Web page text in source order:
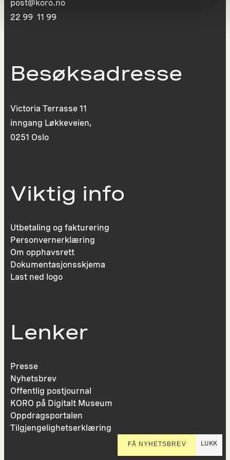
post@koro.no
22 99 11 99
Besøksadresse
Victoria Terrasse 11
inngang Løkkeveien,
0251 Oslo
Viktig info
Utbetaling og fakturering
Personvernerklæring
Om opphavsrett
Dokumentasjonsskjema
Last ned logo
Lenker
Presse
Nyhetsbrev
Offentlig postjournal
KORO på Digitalt Museum
Oppdragsportalen
Tilgjengelighetserklæring
FÅ NYHETSBREV LUKK